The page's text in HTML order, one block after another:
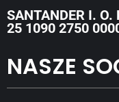
SANTANDER I. O.
25 1090 2750
NASZE